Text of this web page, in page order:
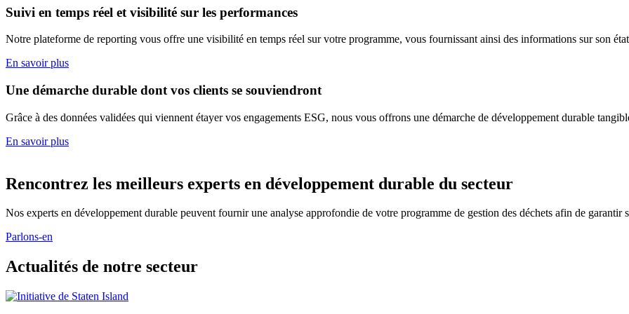
Suivi en temps réel et visibilité sur les performances
Notre plateforme de reporting vous offre une visibilité en temps réel sur votre programme, vous fournissant ainsi des informations sur son
En savoir plus
Une démarche durable dont vos clients se souviendront
Grâce à des données validées qui viennent étayer vos engagements ESG, nous vous offrons une démarche de développement durable
En savoir plus
Rencontrez les meilleurs experts en développement durable du secteur
Nos experts en développement durable peuvent fournir une analyse approfondie de votre programme de gestion des déchets afin de
Parlons-en
Actualités de notre secteur